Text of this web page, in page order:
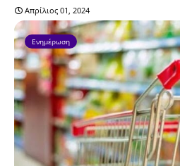
Απρίλιος 01, 2024
Ενημέρωση